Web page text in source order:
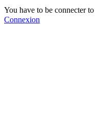
You have to be connecter
Connexion